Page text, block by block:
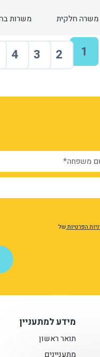
משרה חלקית משרות
דף
1
דף2 דף3 דף4
הפרטיותשל
שלח
form-
מידע למתעניין
תואר ראשון